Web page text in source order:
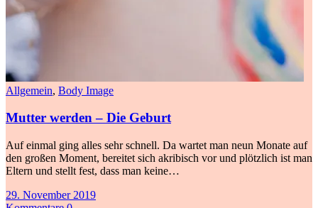
Allgemein, Body Image
Mutter werden – Die Geburt
Auf einmal ging alles sehr schnell. Da wartet man neun Monate auf
den großen Moment, bereitet sich akribisch vor und plötzlich ist man
Eltern und stellt fest, dass man keine…
29. November 2019